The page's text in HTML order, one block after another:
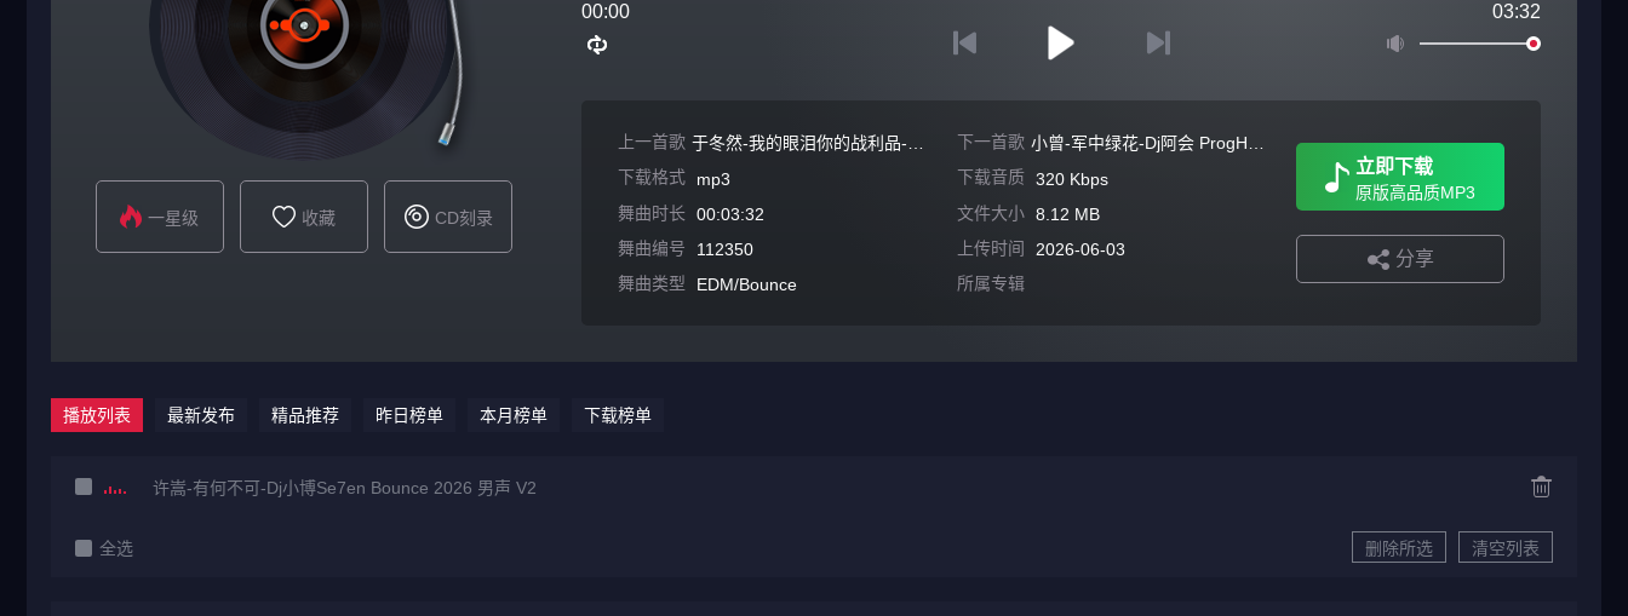
一星级 收藏 CD刻录
00:00 03:32
上一首歌 于冬然-我的眼泪你的战利品-Dj盒盒 FunkyHouse 2026 女声 空灵鼓 下一首歌
小曾-军中绿花-Dj阿会 ProgHouse 2026 男声 无心睡眠鼓
下载格式
mp3 下载音质 320 Kbps
舞曲时长
00:03:32 文件大小 8.12 MB
舞曲编号
112350 上传时间
2026-06-03
舞曲类型
EDM/Bounce 所属专辑
立即下载
原版高品质MP3
分享
播放列表 最新发布 精品推荐 昨日榜单 本月榜单 下载榜单
许嵩-有何不可-Dj小博Se7en Bounce 2026 男声 V2
全选 删除所选 清空列表